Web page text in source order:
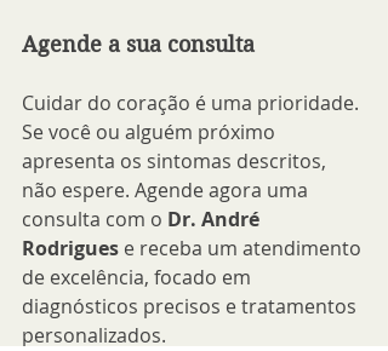
Agende a sua consulta
Cuidar do coração é uma prioridade.
Se você ou alguém próximo
apresenta os sintomas descritos,
não espere. Agende agora uma
consulta com o Dr. André
Rodrigues e receba um atendimento
de excelência, focado em
diagnósticos precisos e tratamentos
personalizados.